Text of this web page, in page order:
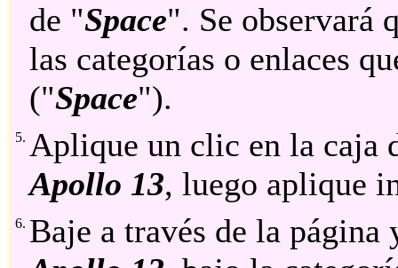
de "Space". Se observará
las categorías o enlaces
("Space").
5. Aplique un clic en la caja
Apollo 13, luego aplique
6. Baje a través de la